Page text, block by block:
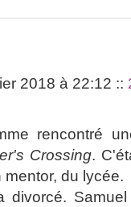
2018 à 22:12 ::
rencontré
Crossing.
du lycée.